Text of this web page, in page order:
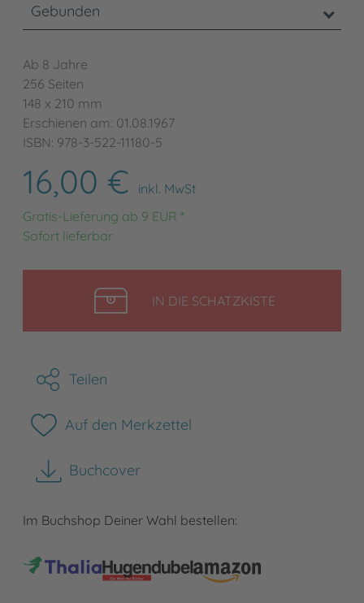
Gebunden
Ab 8 Jahre
256 Seiten
148 x 210 mm
Erschienen am: 01.08.1967
ISBN: 978-3-522-11180-5
16,00 €
inkl. MwSt
Gratis-Lieferung ab 9 EUR *
Sofort lieferbar
IN DIE SCHATZKISTELEGEN
Teilen
Auf den Merkzettel
Buchcover
herunterladen
Im Buchshop Deiner Wahl bestellen: